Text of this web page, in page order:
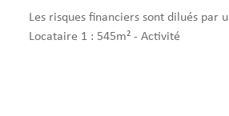
Les risques financiers sont dilués par
Locataire 1 : 545m² - Activité